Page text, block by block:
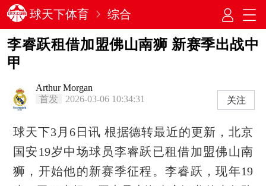
球天下体育 综合
李睿跃租借加盟佛山南狮 新赛季出战中
甲
Arthur Morgan
首发
2026-03-06 10:34:31 关注
球天下3月6日讯 根据德转最近的更新，北京
国安19岁中场球员李睿跃已租借加盟佛山南
狮，开始他的新赛季征程。李睿跃，现年19